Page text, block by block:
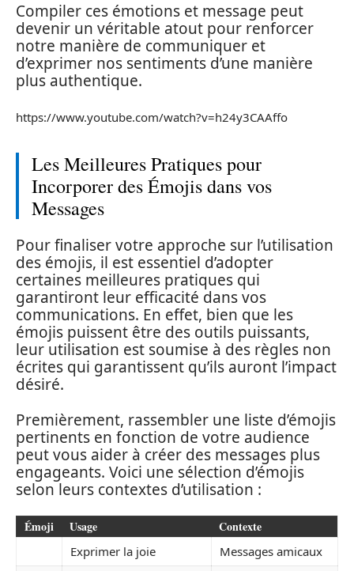
Compiler ces émotions et message peut
devenir un véritable atout pour renforcer
notre manière de communiquer et
d’exprimer nos sentiments d’une manière
plus authentique.
https://www.youtube.com/watch?v=h24y3CAAffo
Les Meilleures Pratiques pour
Incorporer des Émojis dans vos
Messages
Pour finaliser votre approche sur l’utilisation
des émojis, il est essentiel d’adopter
certaines meilleures pratiques qui
garantiront leur efficacité dans vos
communications. En effet, bien que les
émojis puissent être des outils puissants,
leur utilisation est soumise à des règles non
écrites qui garantissent qu’ils auront l’impact
désiré.
Premièrement, rassembler une liste d’émojis
pertinents en fonction de votre audience
peut vous aider à créer des messages plus
engageants. Voici une sélection d’émojis
selon leurs contextes d’utilisation :
Émoji Usage Contexte
Exprimer la joie
Messages amicaux